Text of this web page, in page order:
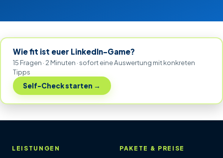
Wie fit ist euer LinkedIn-Game?
15 Fragen · 2 Minuten · sofort eine Auswertung mit konkreten
Tipps
Self-Check starten →
LEISTUNGEN PAKETE & PREISE